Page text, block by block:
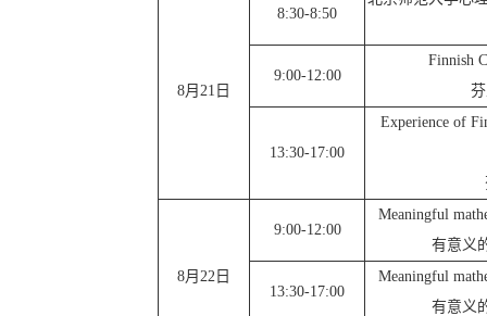
8月 21 日
8:30-8:50
9:00-12:00
Finnish
13:30-17:00
Experience of
8月 22 日
9:00-12:00
Meaningful
有意义
13:30-17:00
Meaningful
有意义